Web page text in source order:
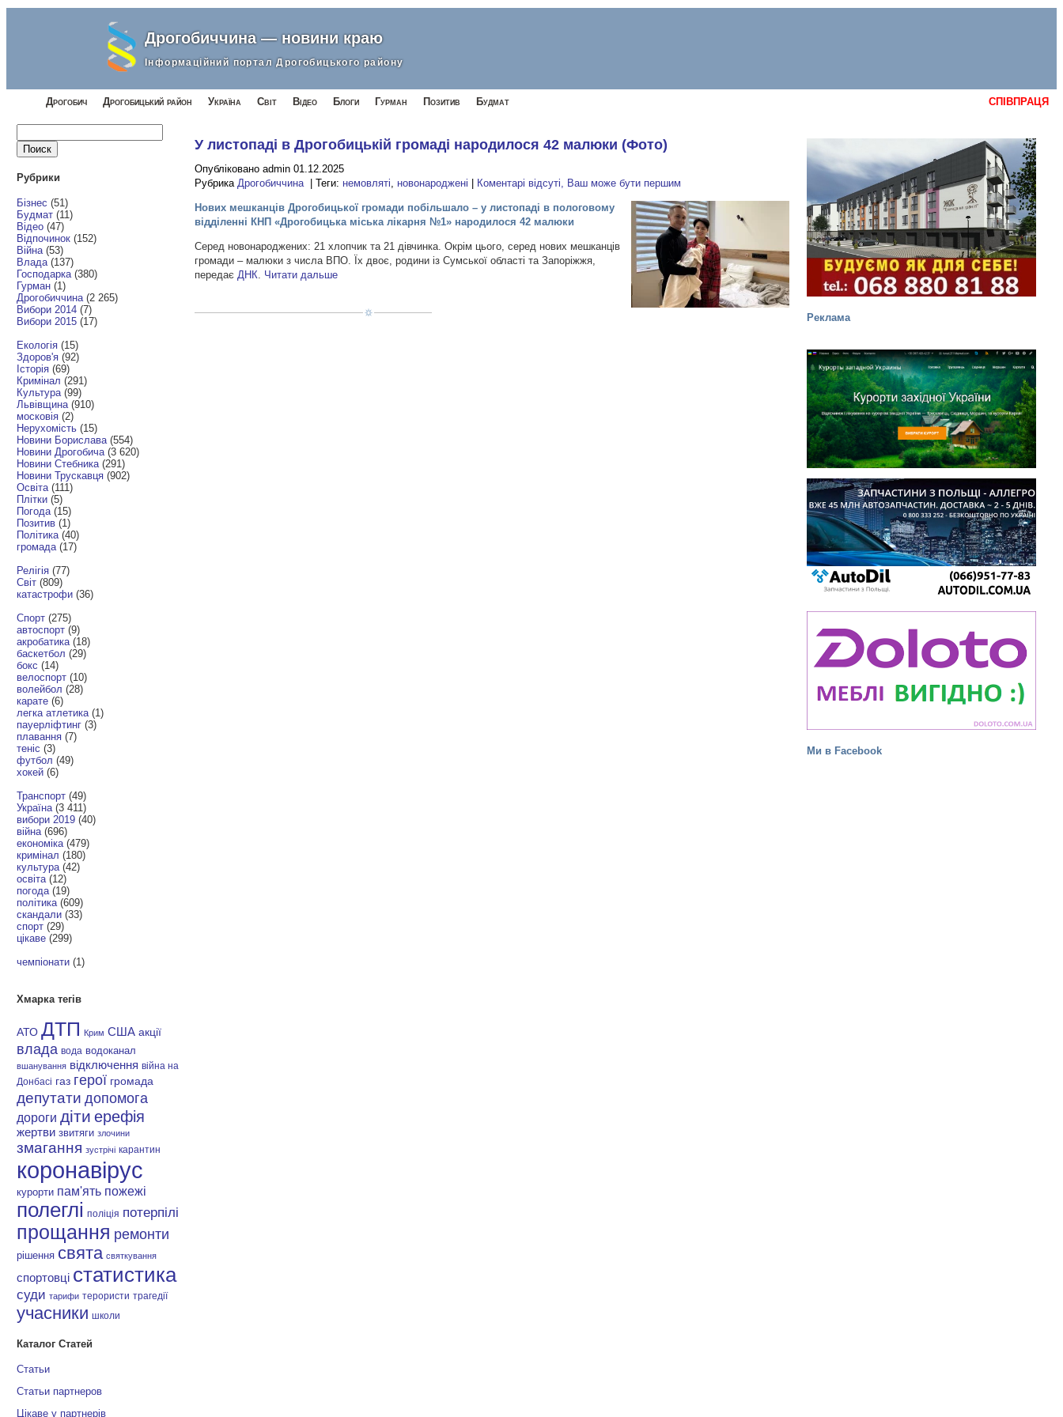
Дрогобиччина — новини краю
Інформаційний портал Дрогобицького району
Дрогобич Дрогобицький район Україна Світ Відео Блоги Гурман СПІВПРАЦЯ
Позитив Будмат
Реклама
Ми в Facebook
Рубрики
Бізнес (51)
Будмат (11)
Відео (47)
Відпочинок (152)
Війна (53)
Влада (137)
Господарка (380)
Гурман (1)
Дрогобиччина (2 265)
Вибори 2014 (7)
Вибори 2015 (17)
Екологія (15)
Здоров'я (92)
Історія (69)
Кримінал (291)
Культура (99)
Львівщина (910)
московія (2)
Нерухомість (15)
Новини Борислава (554)
Новини Дрогобича (3 620)
Новини Стебника (291)
Новини Трускавця (902)
Освіта (111)
Плітки (5)
Погода (15)
Позитив (1)
Політика (40)
громада (17)
Релігія (77)
Світ (809)
катастрофи (36)
Спорт (275)
автоспорт (9)
акробатика (18)
баскетбол (29)
бокс (14)
велоспорт (10)
волейбол (28)
карате (6)
легка атлетика (1)
пауерліфтинг (3)
плавання (7)
теніс (3)
футбол (49)
хокей (6)
Транспорт (49)
Україна (3 411)
вибори 2019 (40)
війна (696)
економіка (479)
кримінал (180)
культура (42)
освіта (12)
погода (19)
політика (609)
скандали (33)
спорт (29)
цікаве (299)
чемпіонати (1)
Хмарка тегів
АТО ДТП Крим США акції
влада вода водоканал
вшанування відключення війна на
Донбасі газ герої громада
депутати допомога
дороги діти ерефія
жертви звитяги злочини
змагання зустрічі карантин
коронавірус
курорти пам'ять пожежі
полеглі поліція потерпілі
прощання ремонти
рішення свята святкування
спортовці статистика
суди тарифи терористи трагедії
учасники школи
Каталог Статей
Статьи
Статьи партнеров
Цікаве у партнерів
У листопаді в Дрогобицькій громаді народилося 42 малюки (Фото)
Опубліковано admin 01.12.2025
РубрикаДрогобиччина| Теги: немовляті, новонароджені Коментарі відсуті, Ваш може бути першим
Нових мешканців Дрогобицької громади побільшало – у листопаді в пологовому
відділенні КНП «Дрогобицька міська лікарня №1» народилося 42 малюки
Серед новонароджених: 21 хлопчик та 21 дівчинка. Окрім цього, серед нових мешканців
громади – малюки з числа ВПО. Їх двоє, родини із Сумської області та Запоріжжя,
передаєДНК. Читати дальше